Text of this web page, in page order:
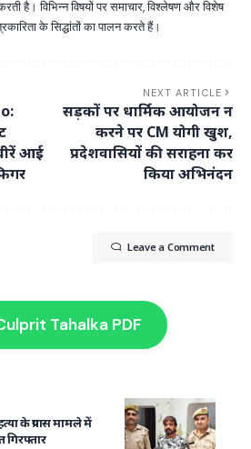
है। विभिन्न विषयों पर समाचार, विश्लेषण और विशेष
के सिद्धांतों का पालन करते हैं।
आई
NEXT ARTICLE
सड़कों पर धार्मिक आयोजन न
करने पर CM योगी खुश,
प्रदेशवासियों की सराहना कर
किया अभिनंदन
Leave a Comment
Tahalka PDF
के प्रयास मामले में
गिरफ्तार